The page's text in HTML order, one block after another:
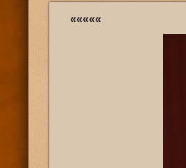
«««««